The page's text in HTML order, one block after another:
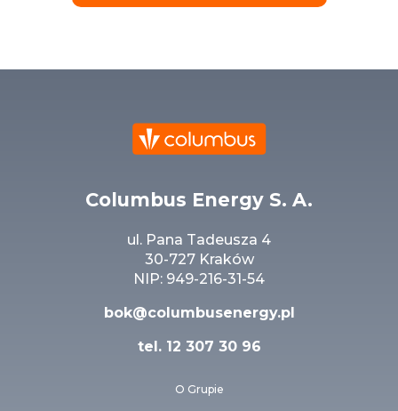
Columbus Energy S. A.
ul. Pana Tadeusza 4
30-727 Kraków
NIP: 949-216-31-54
bok@columbusenergy.pl
tel.12 307 30 96
O Grupie